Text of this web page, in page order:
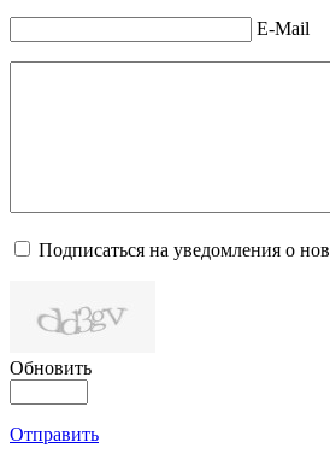
E-Mail
Подписаться на уведомления о
Обновить
Отправить